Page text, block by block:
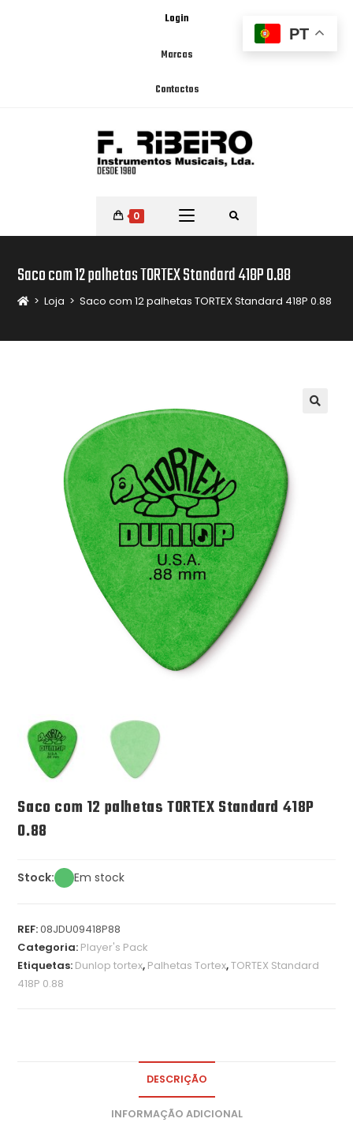
Login
Marcas
Contactos
0
Saco com 12 palhetas TORTEX Standard 418P 0.88
> Loja > Saco com 12 palhetas TORTEX Standard 418P 0.88
Saco com 12 palhetas TORTEX Standard 418P
0.88
Stock: Em stock
REF:08JDU09418P88
Categoria: Player's Pack
Etiquetas: Dunlop tortex, Palhetas Tortex,TORTEX Standard
418P 0.88
DESCRIÇÃO
INFORMAÇÃO ADICIONAL
PT